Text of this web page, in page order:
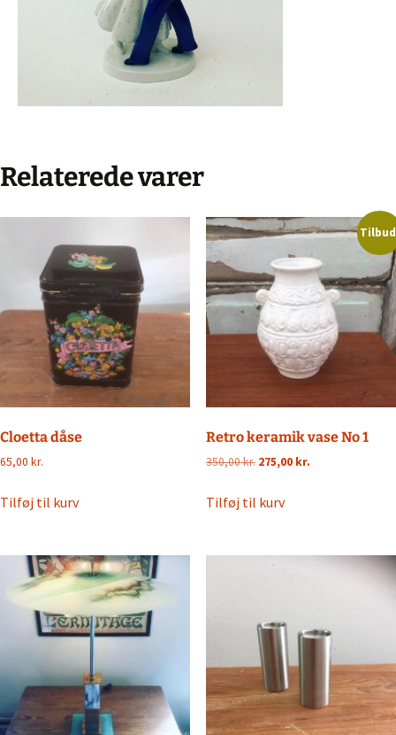
Relaterede varer
Cloetta dåse
65,00 kr.
Tilføj til kurv
Retro keramik vase No 1
350,00kr. Den
pris
275,00 kr.Den
Tilføj til kurv